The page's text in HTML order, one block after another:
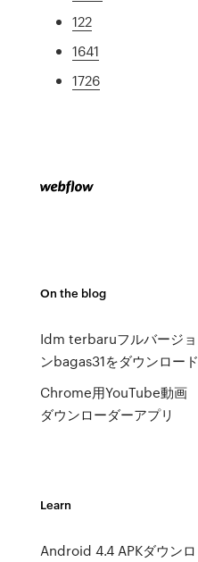
122
1641
1726
On the blog
Idm terbaruフルバージョ
ンbagas31をダウンロード
Chrome用YouTube動画
ダウンローダーアプリ
Learn
Android 4.4 APKダウンロ